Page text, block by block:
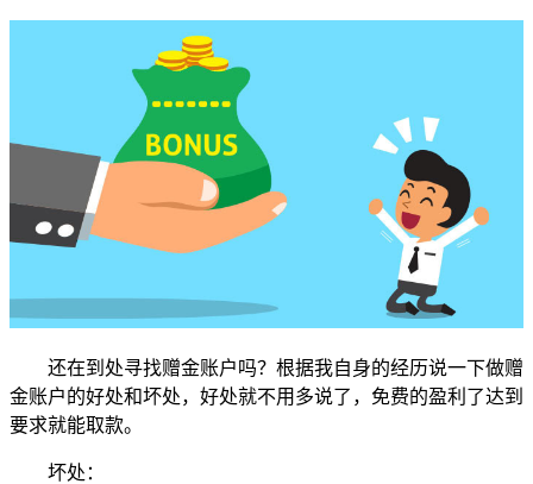
还在到处寻找赠金账户吗？根据我自身的经历说一下做赠
金账户的好处和坏处，好处就不用多说了，免费的盈利了达到
要求就能取款。
坏处：